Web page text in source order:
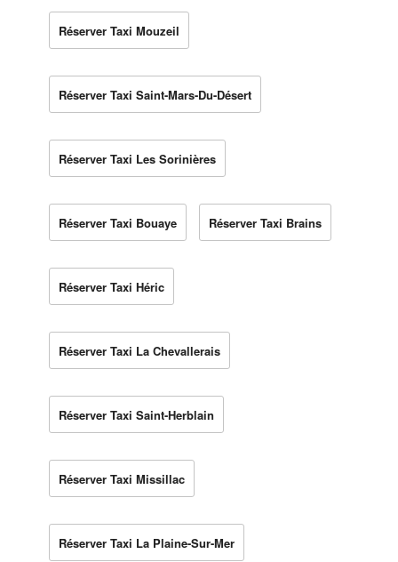
Réserver Taxi Mouzeil
Réserver Taxi Saint-Mars-Du-Désert
Réserver Taxi Les Sorinières
Réserver Taxi Bouaye Réserver Taxi Brains
Réserver Taxi Héric
Réserver Taxi La Chevallerais
Réserver Taxi Saint-Herblain
Réserver Taxi Missillac
Réserver Taxi La Plaine-Sur-Mer